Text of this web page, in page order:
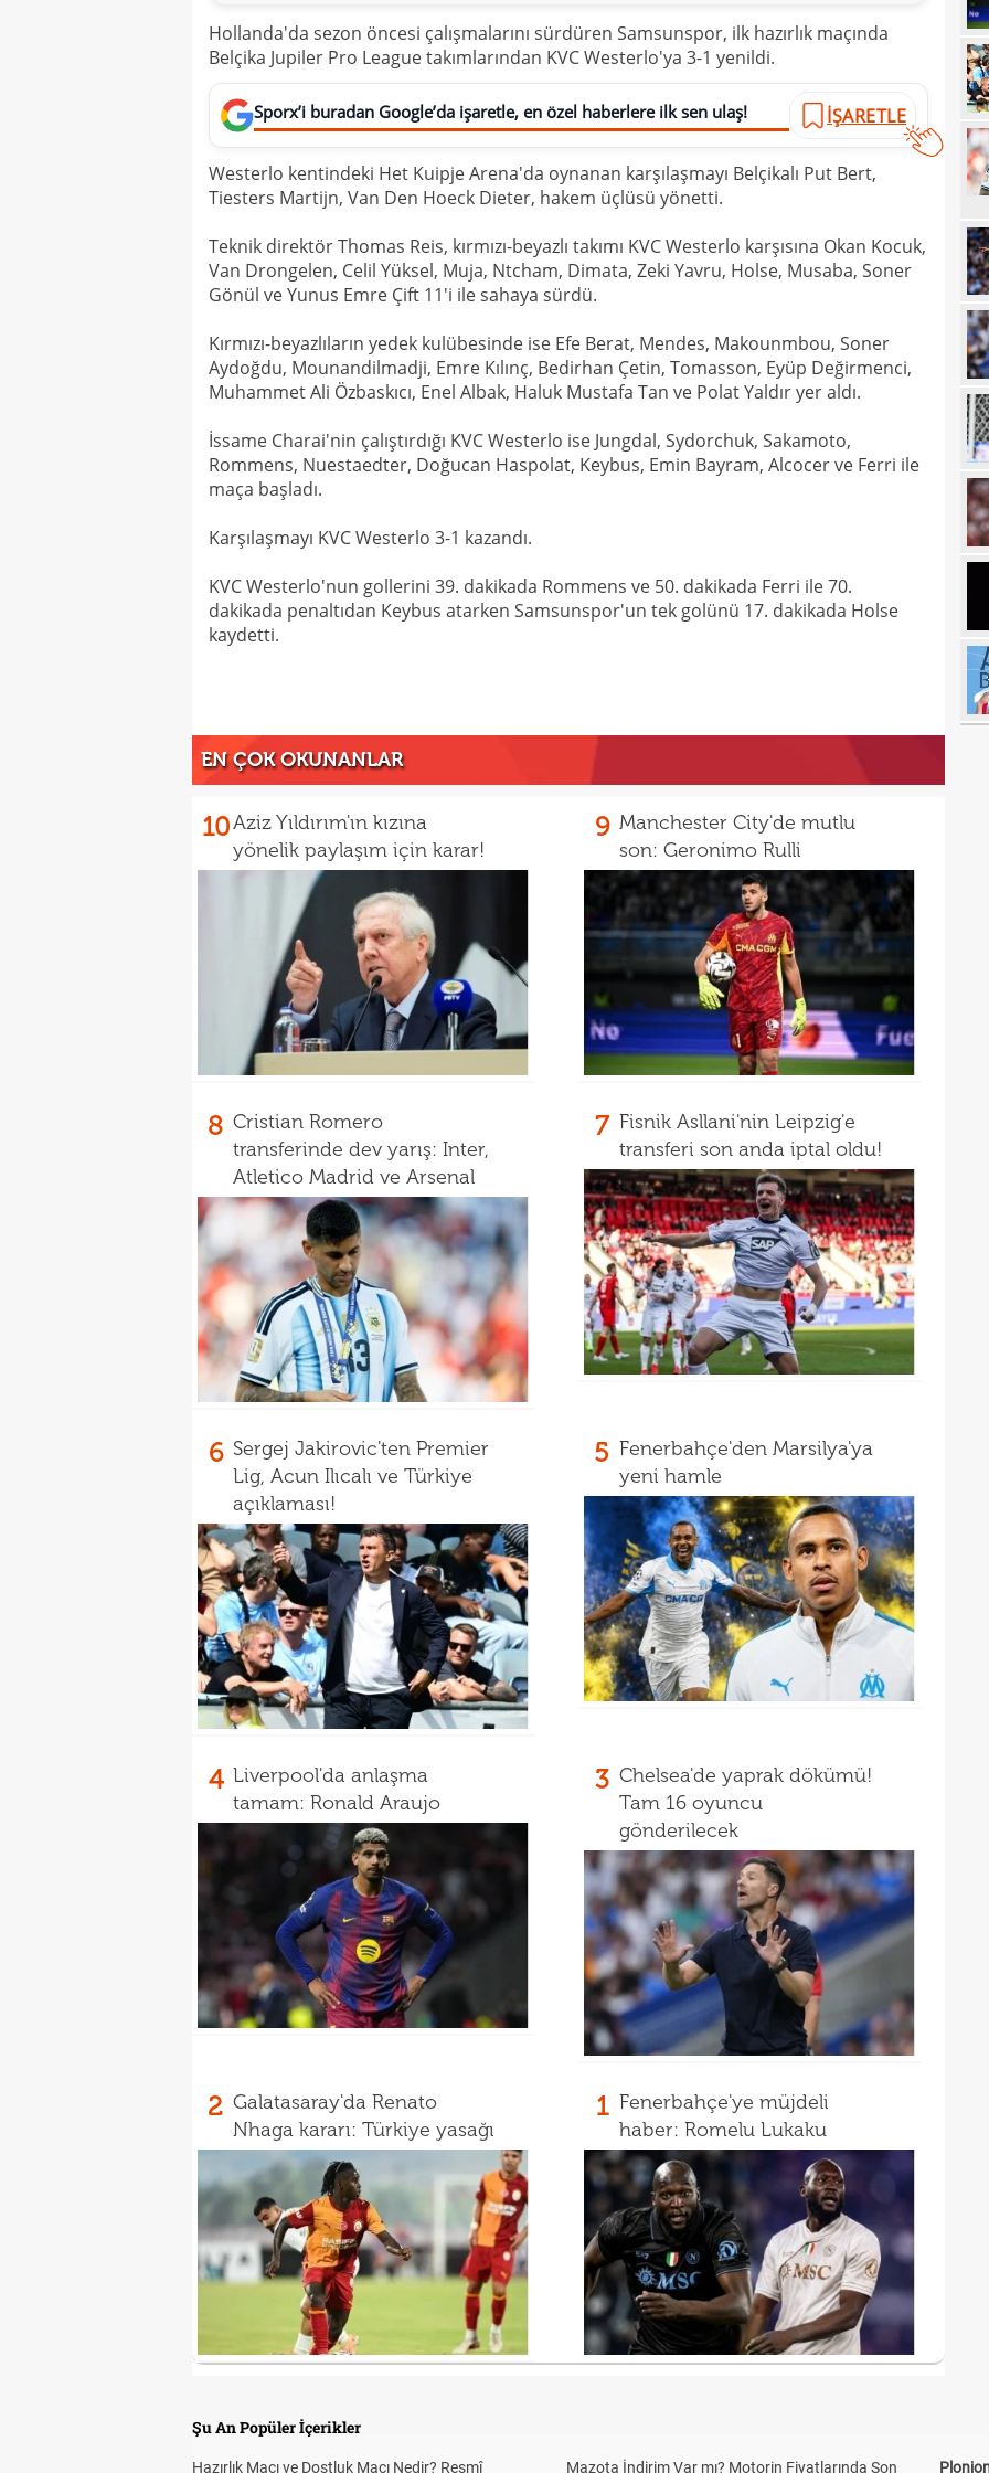
Hollanda'da sezon öncesi çalışmalarını sürdüren Samsunspor, ilk hazırlık maçında
Belçika Jupiler Pro League takımlarından KVC Westerlo'ya 3-1 yenildi.
Sporx’i buradan Google’da işaretle, en özel haberlere ilk sen ulaş! İŞARETLE
Westerlo kentindeki Het Kuipje Arena'da oynanan karşılaşmayı Belçikalı Put Bert,
Tiesters Martijn, Van Den Hoeck Dieter, hakem üçlüsü yönetti.
Teknik direktör Thomas Reis, kırmızı-beyazlı takımı KVC Westerlo karşısına Okan Kocuk,
Van Drongelen, Celil Yüksel, Muja, Ntcham, Dimata, Zeki Yavru, Holse, Musaba, Soner
Gönül ve Yunus Emre Çift 11'i ile sahaya sürdü.
Kırmızı-beyazlıların yedek kulübesinde ise Efe Berat, Mendes, Makounmbou, Soner
Aydoğdu, Mounandilmadji, Emre Kılınç, Bedirhan Çetin, Tomasson, Eyüp Değirmenci,
Muhammet Ali Özbaskıcı, Enel Albak, Haluk Mustafa Tan ve Polat Yaldır yer aldı.
İssame Charai'nin çalıştırdığı KVC Westerlo ise Jungdal, Sydorchuk, Sakamoto,
Rommens, Nuestaedter, Doğucan Haspolat, Keybus, Emin Bayram, Alcocer ve Ferri ile
maça başladı.
Karşılaşmayı KVC Westerlo 3-1 kazandı.
KVC Westerlo'nun gollerini 39. dakikada Rommens ve 50. dakikada Ferri ile 70.
dakikada penaltıdan Keybus atarken Samsunspor'un tek golünü 17. dakikada Holse
kaydetti.
EN ÇOK OKUNANLAR
10Aziz Yıldırım'ın kızına
yönelik paylaşım için karar!
9 Manchester City'de mutlu
son: Geronimo Rulli
8 Cristian Romero
transferinde dev yarış: Inter,
Atletico Madrid ve Arsenal
7 Fisnik Asllani'nin Leipzig'e
transferi son anda iptal oldu!
6 Sergej Jakirovic'ten Premier
Lig, Acun Ilıcalı ve Türkiye
açıklaması!
5 Fenerbahçe'den Marsilya'ya
yeni hamle
4 Liverpool'da anlaşma
tamam: Ronald Araujo
3 Chelsea'de yaprak dökümü!
Tam 16 oyuncu
gönderilecek
2 Galatasaray'da Renato
Nhaga kararı: Türkiye yasağı
1 Fenerbahçe'ye müjdeli
haber: Romelu Lukaku
Şu An Popüler İçerikler
Hazırlık Maçı ve Dostluk Maçı Nedir? Resmî Mazota İndirim Var mı? Motorin Fiyatlarında Son